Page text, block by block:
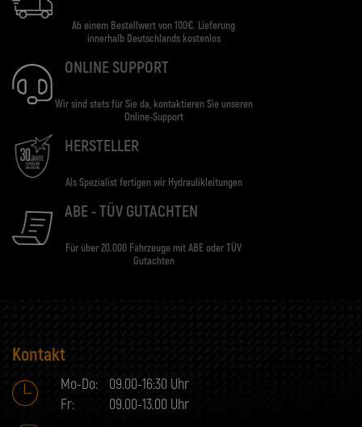
Ab einem Bestellwert von 100€. Lieferung
innerhalb Deutschlands kostenlos
ONLINE SUPPORT
Wir sind stets für Sie da, kontaktieren Sie unseren
Online-Support
HERSTELLER
Als Spezialist fertigen wir Hydraulikleitungen
ABE - TÜV GUTACHTEN
Für über 20.000 Fahrzeuge mit ABE oder TÜV
Gutachten
Kontakt
Mo-Do:
09.00-16:30 Uhr
Fr:
09.00-13.00 Uhr